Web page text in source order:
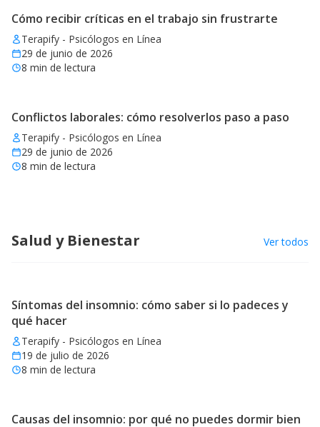
Cómo recibir críticas en el trabajo sin frustrarte
Terapify - Psicólogos en Línea
29 de junio de 2026
8 min de lectura
Conflictos laborales: cómo resolverlos paso a paso
Terapify - Psicólogos en Línea
29 de junio de 2026
8 min de lectura
Salud y Bienestar Ver todos
Síntomas del insomnio: cómo saber si lo padeces y
qué hacer
Terapify - Psicólogos en Línea
19 de julio de 2026
8 min de lectura
Causas del insomnio: por qué no puedes dormir bien